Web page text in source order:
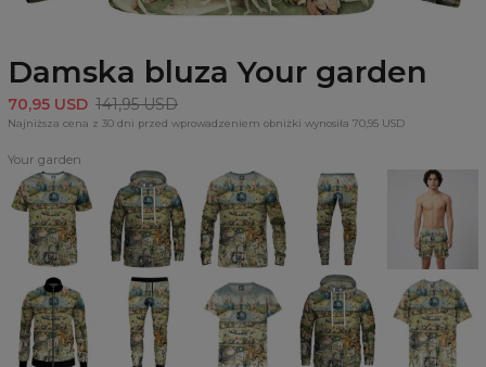
Damska bluza Your garden
70,95 USD 141,95 USD
Najniższa cena z 30 dni przed wprowadzeniem obniżki wynosiła 70,95 USD
Your garden
shirt
Your
garden,
inspirowany
twórczością
Hieronima
Boscha
Bluza
kapturem
Your
garden,
artysta
Hieronim
Bosch
Bluza
Your
garden,
artysta
Hieronim
Bosch
Spodnie
dresowe
Your
garden
Szorty
kąpielowe
garden,
artysta
Hieronim
Bosch
Bluza
dresowa
Your
Garden
Spodnie
męskie
Your
Garden
Damski
shirt
Your
Garden
Damska
bluza
kapturem
Your
garden
Damski
shirt
Oversize
Your
Garden